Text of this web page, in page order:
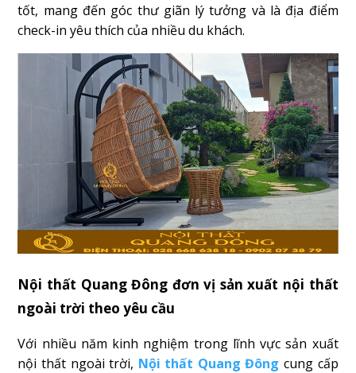
tốt, mang đến góc thư giãn lý tưởng và là địa điểm
check-in yêu thích của nhiều du khách.
Nội thất Quang Đông đơn vị sản xuất nội thất
ngoài trời theo yêu cầu
Với nhiều năm kinh nghiệm trong lĩnh vực sản xuất
nội thất ngoài trời, Nội thất Quang Đông cung cấp